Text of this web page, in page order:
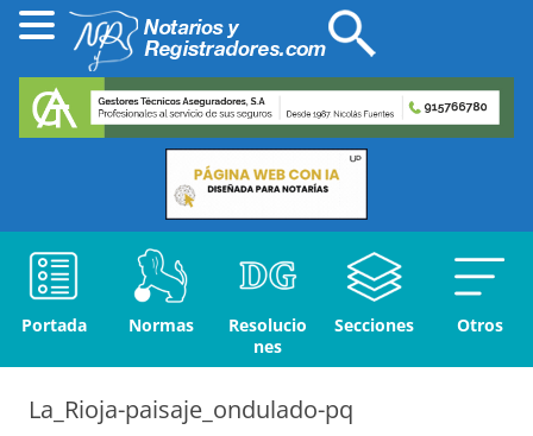
Portada Normas
Resolucio
nes
Secciones Otros
La_Rioja-paisaje_ondulado-pq